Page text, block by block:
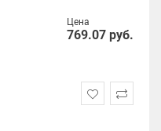
Цена
769.07 руб.